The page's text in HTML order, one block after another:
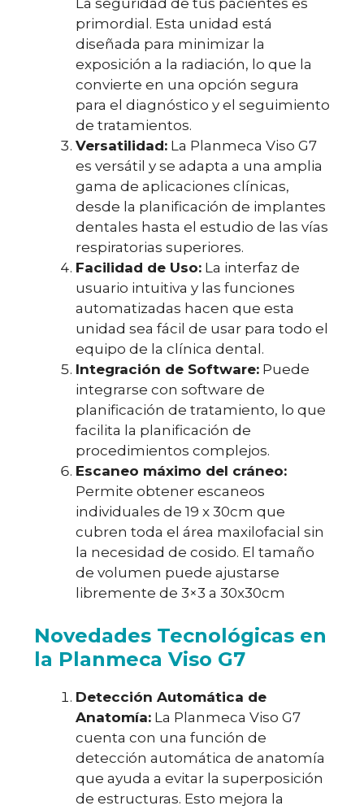
primordial. Esta unidad está
diseñada para minimizar la
exposición a la radiación, lo que la
convierte en una opción segura
para el diagnóstico y el seguimiento
de tratamientos.
Versatilidad: La Planmeca Viso G7
es versátil y se adapta a una amplia
gama de aplicaciones clínicas,
desde la planificación de implantes
dentales hasta el estudio de las vías
respiratorias superiores.
Facilidad de Uso: La interfaz de
usuario intuitiva y las funciones
automatizadas hacen que esta
unidad sea fácil de usar para todo el
equipo de la clínica dental.
Integración de Software: Puede
integrarse con software de
planificación de tratamiento, lo que
facilita la planificación de
procedimientos complejos.
Escaneo máximo del cráneo:
Permite obtener escaneos
individuales de 19 x 30cm que
cubren toda el área maxilofacial sin
la necesidad de cosido. El tamaño
de volumen puede ajustarse
libremente de 3×3 a 30x30cm
Novedades Tecnológicas en
la Planmeca Viso G7
Detección Automática de
Anatomía: La Planmeca Viso G7
cuenta con una función de
detección automática de anatomía
que ayuda a evitar la superposición
de estructuras. Esto mejora la